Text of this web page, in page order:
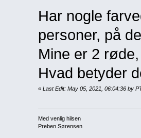
Har nogle
personer, på
Mine er 2
Hvad betyder
« Last Edit: May 05, 2021, 06:04:36 by
Med venlig hilsen
Preben Sørensen